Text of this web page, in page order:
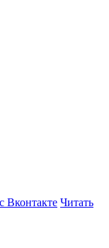
Вконтакте Читать